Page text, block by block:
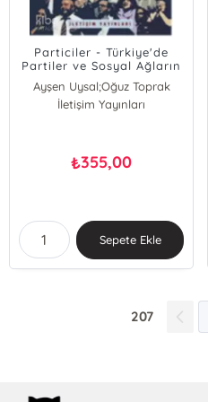
Particiler - Türkiye'de
Partiler ve Sosyal Ağların
İnşası
Ayşen Uysal;Oğuz Toprak
Ayşen Uysal
İletişim Yayınları
₺355,00
Sepete Ekle
207